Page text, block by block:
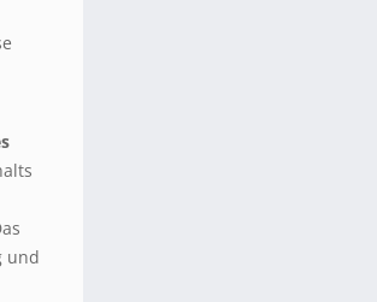
und